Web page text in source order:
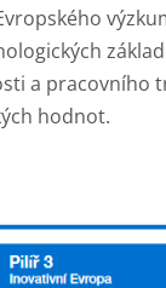
a pracovního
hodnot.